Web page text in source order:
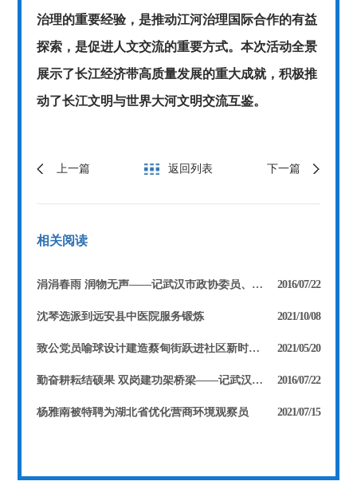
治理的重要经验，是推动江河治理国际合作的有益
探索，是促进人文交流的重要方式。本次活动全景
展示了长江经济带高质量发展的重大成就，积极推
动了长江文明与世界大河文明交流互鉴。
上一篇 返回列表 下一篇
相关阅读
涓涓春雨 润物无声——记武汉市政协委员、武汉大学计算机学院教授、致公党市委常委刘娟 2016/07/22
沈琴选派到远安县中医院服务锻炼 2021/10/08
致公党员喻球设计建造蔡甸街跃进社区新时代文明实践站党史馆 2021/05/20
勤奋耕耘结硕果 双岗建功架桥梁——记武汉市政协委员、武汉体育学院教授、致公党党员程序 2016/07/22
杨雅南被特聘为湖北省优化营商环境观察员 2021/07/15